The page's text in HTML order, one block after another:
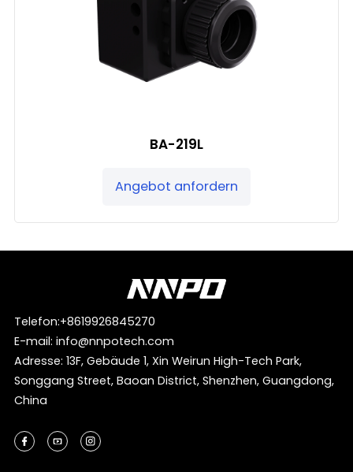
BA-219L
Angebot anfordern
Telefon:+8619926845270
E-mail: info@nnpotech.com
Adresse: 13F, Gebäude 1, Xin Weirun High-Tech Park,
Songgang Street, Baoan District, Shenzhen, Guangdong,
China